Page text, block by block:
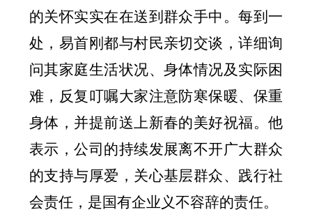
的关怀实实在在送到群众手中。每到一
处，易首刚都与村民亲切交谈，详细询
问其家庭生活状况、身体情况及实际困
难，反复叮嘱大家注意防寒保暖、保重
身体，并提前送上新春的美好祝福。他
表示，公司的持续发展离不开广大群众
的支持与厚爱，关心基层群众、践行社
会责任，是国有企业义不容辞的责任。